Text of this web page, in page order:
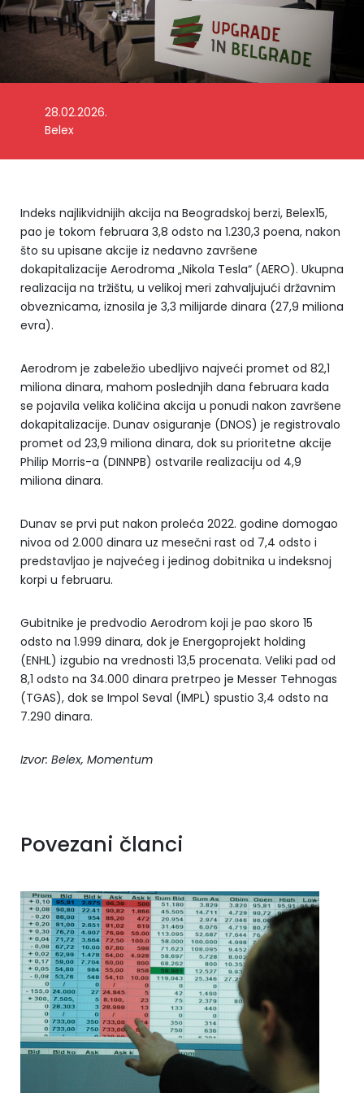
Foto: Belex28.02.2026.
Belex
Indeks najlikvidnijih akcija na Beogradskoj berzi, Belex15,
pao je tokom februara 3,8 odsto na 1.230,3 poena, nakon
što su upisane akcije iz nedavno završene
dokapitalizacije Aerodroma „Nikola Tesla“ (AERO). Ukupna
realizacija na tržištu, u velikoj meri zahvaljujući državnim
obveznicama, iznosila je 3,3 milijarde dinara (27,9 miliona
evra).
Aerodrom je zabeležio ubedljivo najveći promet od 82,1
miliona dinara, mahom poslednjih dana februara kada
se pojavila velika količina akcija u ponudi nakon završene
dokapitalizacije. Dunav osiguranje (DNOS) je registrovalo
promet od 23,9 miliona dinara, dok su prioritetne akcije
Philip Morris-a (DINNPB) ostvarile realizaciju od 4,9
miliona dinara.
Dunav se prvi put nakon proleća 2022. godine domogao
nivoa od 2.000 dinara uz mesečni rast od 7,4 odsto i
predstavljao je najvećeg i jedinog dobitnika u indeksnoj
korpi u februaru.
Gubitnike je predvodio Aerodrom koji je pao skoro 15
odsto na 1.999 dinara, dok je Energoprojekt holding
(ENHL) izgubio na vrednosti 13,5 procenata. Veliki pad od
8,1 odsto na 34.000 dinara pretrpeo je Messer Tehnogas
(TGAS), dok se Impol Seval (IMPL) spustio 3,4 odsto na
7.290 dinara.
Izvor: Belex, Momentum
Povezani članci